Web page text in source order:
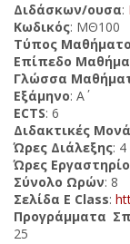
Διδάσκων/ουσα:
Κωδικός: ΜΘ100
Τύπος
Επίπεδο
Γλώσσα
Εξάμηνο: Α΄
ECTS: 6
Διδακτικές
Ώρες Διάλεξης: 4
Ώρες
Σύνολο Ωρών: 8
Σελίδα E Class:
Προγράμματα
25